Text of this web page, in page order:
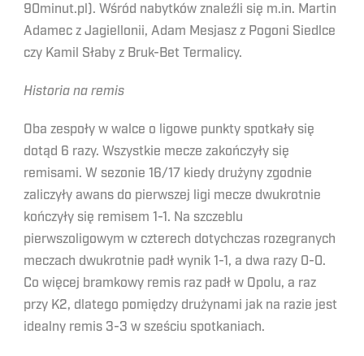
90minut.pl). Wśród nabytków znaleźli się m.in. Martin
Adamec z Jagiellonii, Adam Mesjasz z Pogoni Siedlce
czy Kamil Słaby z Bruk-Bet Termalicy.
Historia na remis
Oba zespoły w walce o ligowe punkty spotkały się
dotąd 6 razy. Wszystkie mecze zakończyły się
remisami. W sezonie 16/17 kiedy drużyny zgodnie
zaliczyły awans do pierwszej ligi mecze dwukrotnie
kończyły się remisem 1-1. Na szczeblu
pierwszoligowym w czterech dotychczas rozegranych
meczach dwukrotnie padł wynik 1-1, a dwa razy 0-0.
Co więcej bramkowy remis raz padł w Opolu, a raz
przy K2, dlatego pomiędzy drużynami jak na razie jest
idealny remis 3-3 w sześciu spotkaniach.